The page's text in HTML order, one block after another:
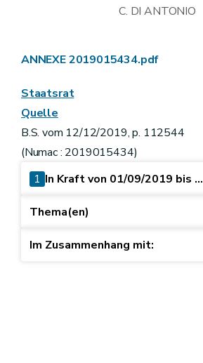
C. DI ANTONIO
ANNEXE 2019015434.pdf
Staatsrat
Quelle
B.S. vom 12/12/2019, p. 112544
(Numac : 2019015434)
1 In Kraft von 01/09/2019 bis ...
Thema(en)
Im Zusammenhang mit: